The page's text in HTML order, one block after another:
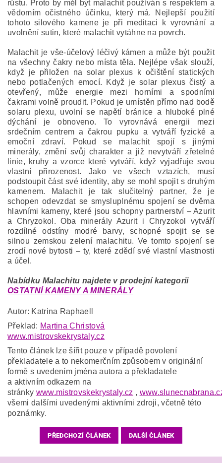
růstu. Proto by měl být malachit používán s respektem a
vědomím očistného účinku, který má. Nejlepší použití
tohoto silového kamene je při meditaci k vyrovnání a
uvolnění sutin, které malachit vytáhne na povrch.
Malachit je vše-účelový léčivý kámen a může být použit
na všechny čakry nebo místa těla. Nejlépe však slouží,
když je přiložen na solar plexus k očištění statických
nebo potlačených emocí. Když je solar plexus čistý a
otevřený, může energie mezi horními a spodními
čakrami volně proudit. Pokud je umístěn přímo nad bodě
solaru plexu, uvolní se napětí bránice a hluboké plné
dýchání je obnoveno. To vyrovnává energii mezi
srdečním centrem a čakrou pupku a vytváří fyzické a
emoční zdraví. Pokud se malachit spojí s jinými
minerály, změní svůj charakter a již nevytváří zřetelné
linie, kruhy a vzorce které vytváří, když vyjadřuje svou
vlastní přirozenost. Jako ve všech vztazích, musí
podstoupit část své identity, aby se mohl spojit s druhým
kamenem. Malachit je tak slučitelný partner, že je
schopen odevzdat se smysluplnému spojení se dvěma
hlavními kameny, které jsou schopny partnerství – Azurit
a Chryzokol. Oba minerály Azurit i Chryzokol vytváří
rozdílné odstíny modré barvy, schopné spojit se se
silnou zemskou zelení malachitu. Ve tomto spojení se
zrodí nové bytosti – ty, které zdědí své vlastní vlastnosti
a účel.
Nabídku Malachitu najdete v prodejní kategorii
OSTATNÍ KAMENY A MINERÁLY
Autor: Katrina Raphaell
Překlad: Martina Christová
www.mistrovskekrystaly.cz
Tento článek lze šířit pouze v případě povolení
překladatele a to nekomerčním způsobem v originální
formě s uvedením jména autora a překladatele
a aktivním odkazem na
stránky www.mistrovskekrystaly.cz ,
všemi dalšími uvedenými aktivními zdroji, včetně této
poznámky.
PŘEDCHOZÍ ČLÁNEK DALŠÍ ČLÁNEK